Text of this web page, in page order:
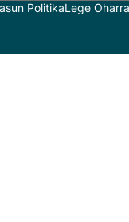
PolitikaLege Oharra